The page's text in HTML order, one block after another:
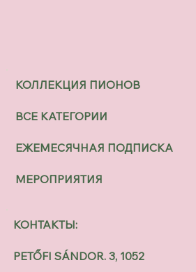
КОЛЛЕКЦИЯ ПИОНОВ
ВСЕ КАТЕГОРИИ
ЕЖЕМЕСЯЧНАЯ ПОДПИСКА
МЕРОПРИЯТИЯ
КОНТАКТЫ:
PETŐFI SÁNDOR. 3, 1052